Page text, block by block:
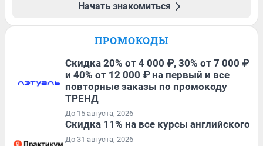
Начать знакомиться
ПРОМОКОДЫ
Скидка 20% от 4 000 ₽, 30% от 7 000 ₽
и 40% от 12 000 ₽ на первый и все
повторные заказы по промокоду
ТРЕНД
До 15 августа, 2026
Скидка 11% на все курсы английского
До 31 августа, 2026